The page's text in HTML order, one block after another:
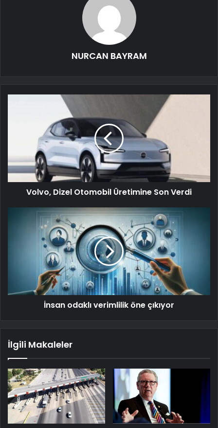
NURCAN BAYRAM
Volvo, Dizel Otomobil Üretimine Son Verdi
İnsan odaklı verimlilik öne çıkıyor
İlgili Makaleler